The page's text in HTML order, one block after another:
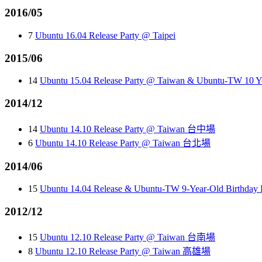
2016/05
7 Ubuntu 16.04 Release Party @ Taipei
2015/06
14 Ubuntu 15.04 Release Party @ Taiwan & Ubuntu-TW 10
2014/12
14 Ubuntu 14.10 Release Party @ Taiwan 台中場
6 Ubuntu 14.10 Release Party @ Taiwan 台北場
2014/06
15 Ubuntu 14.04 Release & Ubuntu-TW 9-Year-Old Birthday
2012/12
15 Ubuntu 12.10 Release Party @ Taiwan 台南場
8 Ubuntu 12.10 Release Party @ Taiwan 高雄場